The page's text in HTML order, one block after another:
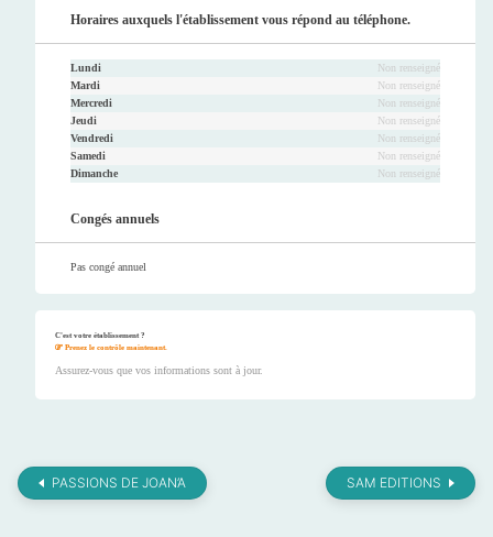
Horaires auxquels l'établissement vous répond au téléphone.
Lundi
Non renseigné
Mardi
Non renseigné
Mercredi
Non renseigné
Jeudi
Non renseigné
Vendredi
Non renseigné
Samedi
Non renseigné
Dimanche
Non renseigné
Congés annuels
Pas congé annuel
C'est votre établissement ?
Prenez le contrôle maintenant.
Assurez-vous que vos informations sont à jour.
PASSIONS DE JOAN’A SAM EDITIONS